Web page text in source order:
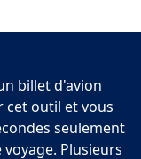
billet d'avion
cet outil et vous
seulement
Plusieurs